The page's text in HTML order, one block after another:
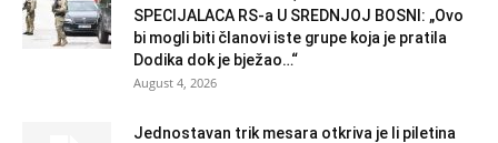
SPECIJALACA RS-a U SREDNJOJ BOSNI: „Ovo
bi mogli biti članovi iste grupe koja je pratila
Dodika dok je bježao…“
August 4, 2026
Jednostavan trik mesara otkriva je li piletina